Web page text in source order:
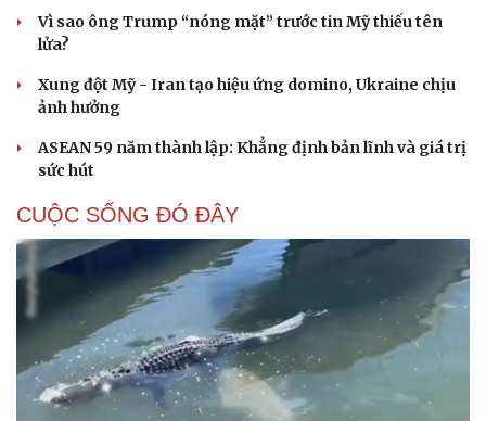
Kể chuyện cho bé
Hạt giống tâm hồn
Vì sao ông Trump “nóng mặt” trước tin Mỹ thiếu tên
lửa?
Xung đột Mỹ - Iran tạo hiệu ứng domino, Ukraine chịu
ảnh hưởng
ASEAN 59 năm thành lập: Khẳng định bản lĩnh và giá trị
sức hút
CUỘC SỐNG ĐÓ ĐÂY